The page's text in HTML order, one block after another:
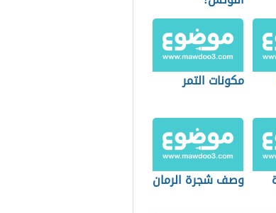
ما هو نيلوفر
اللوتس؟
مكونات التمر